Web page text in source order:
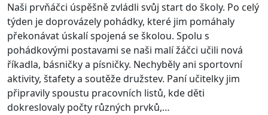
Naši prvňáčci úspěšně zvládli svůj start do školy. Po celý
týden je doprovázely pohádky, které jim pomáhaly
překonávat úskalí spojená se školou. Spolu s
pohádkovými postavami se naši malí žáčci učili nová
říkadla, básničky a písničky. Nechyběly ani sportovní
aktivity, štafety a soutěže družstev. Paní učitelky jim
připravily spoustu pracovních listů, kde děti
dokreslovaly počty různých prvků,…